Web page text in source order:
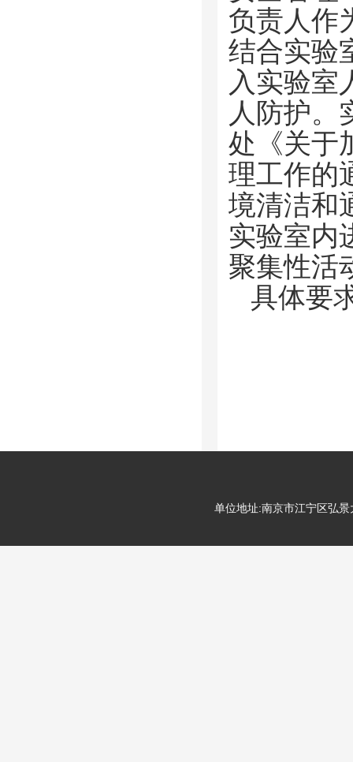
负责人作
结合实验
入实验室
人防护。
处《关于
理工作的
境清洁和
实验室内
聚集性活
具体要
单位地址:南京市江宁区弘